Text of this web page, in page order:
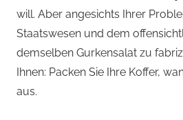
will. Aber angesichts Ihrer
Staatswesen und dem
demselben Gurkensalat zu
Ihnen: Packen Sie Ihre Koffer,
aus.